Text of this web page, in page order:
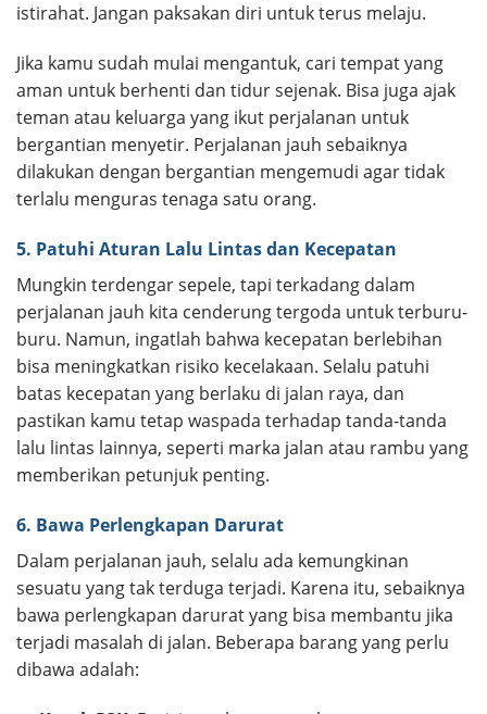
istirahat. Jangan paksakan diri untuk terus melaju.
Jika kamu sudah mulai mengantuk, cari tempat yang
aman untuk berhenti dan tidur sejenak. Bisa juga ajak
teman atau keluarga yang ikut perjalanan untuk
bergantian menyetir. Perjalanan jauh sebaiknya
dilakukan dengan bergantian mengemudi agar tidak
terlalu menguras tenaga satu orang.
5. Patuhi Aturan Lalu Lintas dan Kecepatan
Mungkin terdengar sepele, tapi terkadang dalam
perjalanan jauh kita cenderung tergoda untuk terburu-
buru. Namun, ingatlah bahwa kecepatan berlebihan
bisa meningkatkan risiko kecelakaan. Selalu patuhi
batas kecepatan yang berlaku di jalan raya, dan
pastikan kamu tetap waspada terhadap tanda-tanda
lalu lintas lainnya, seperti marka jalan atau rambu yang
memberikan petunjuk penting.
6. Bawa Perlengkapan Darurat
Dalam perjalanan jauh, selalu ada kemungkinan
sesuatu yang tak terduga terjadi. Karena itu, sebaiknya
bawa perlengkapan darurat yang bisa membantu jika
terjadi masalah di jalan. Beberapa barang yang perlu
dibawa adalah: